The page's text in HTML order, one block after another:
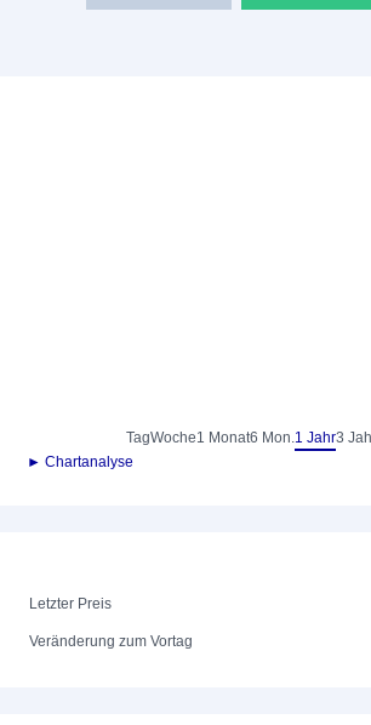
TagWoche1 Monat6 Mon.1 Jahr3
► Chartanalyse
Letzter Preis
Veränderung zum Vortag